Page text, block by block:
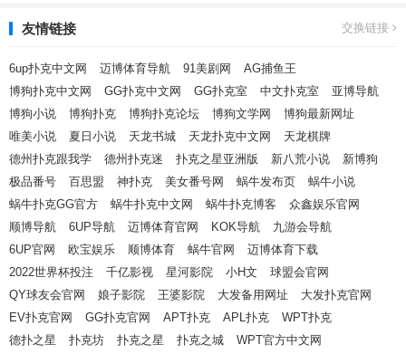
航
友情链接 交换链接
6up扑克中文网 迈博体育导航 91美剧网
AG捕鱼王
博狗扑克中文网
GG扑克中文网 GG扑克室 中文扑克室
亚博导航
博狗小说
博狗扑克 博狗扑克论坛 博狗文学网
博狗最新网址
唯美小说
夏日小说 天龙书城 天龙扑克中文网
天龙棋牌
德州扑克跟我学
德州扑克迷 扑克之星亚洲版 新八荒小说
新博狗
极品番号
百思盟 神扑克 美女番号网 蜗牛发布页
蜗牛小说
蜗牛扑克GG官方
蜗牛扑克中文网 蜗牛扑克博客
众鑫娱乐官网
顺博导航
6UP导航 迈博体育官网 KOK导航
九游会导航
6UP官网
欧宝娱乐 顺博体育 蜗牛官网
迈博体育下载
2022世界杯投注
千亿影视 星河影院 小H文
球盟会官网
QY球友会官网
娘子影院 王婆影院 大发备用网址
大发扑克官网
EV扑克官网
GG扑克官网 APT扑克 APL扑克
WPT扑克
德扑之星
扑克坊 扑克之星 扑克之城
WPT官方中文网